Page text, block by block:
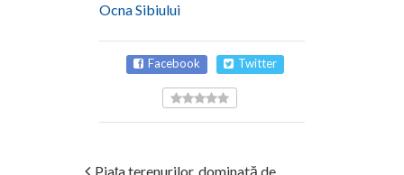
Ocna Sibiului
Facebook Twitter
Piața terenurilor, dominată de